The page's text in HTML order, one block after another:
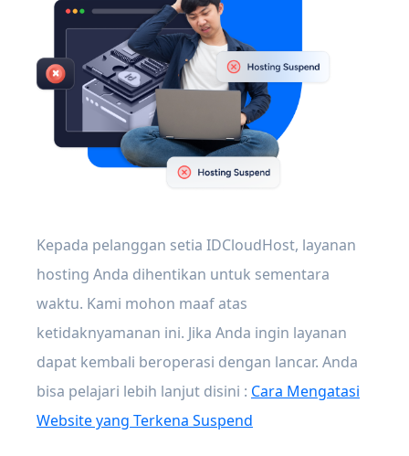
Kepada pelanggan setia IDCloudHost, layanan
hosting Anda dihentikan untuk sementara
waktu. Kami mohon maaf atas
ketidaknyamanan ini. Jika Anda ingin layanan
dapat kembali beroperasi dengan lancar. Anda
bisa pelajari lebih lanjut disini : Cara Mengatasi
Website yang Terkena Suspend